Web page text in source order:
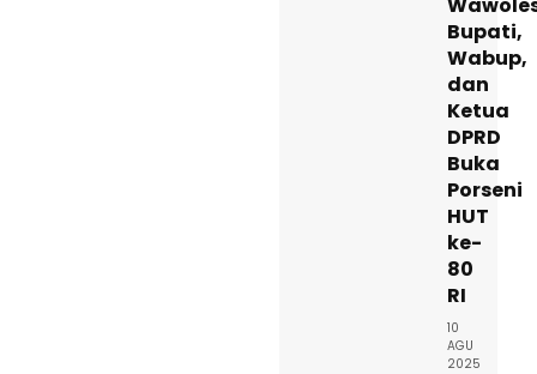
Bupati,
Wabup,
dan
Ketua
DPRD
Buka
Porseni
HUT
ke-
80
RI
10
AGU
2025